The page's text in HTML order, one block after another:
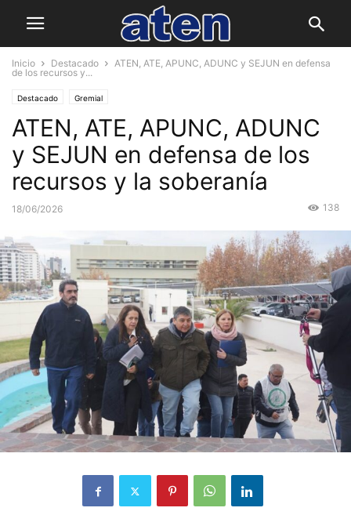
Inicio Destacado
ATEN, ATE, APUNC, ADUNC y SEJUN en defensa
de los recursos y...
Destacado Gremial
ATEN, ATE, APUNC, ADUNC
y SEJUN en defensa de los
recursos y la soberanía
18/06/2026 138